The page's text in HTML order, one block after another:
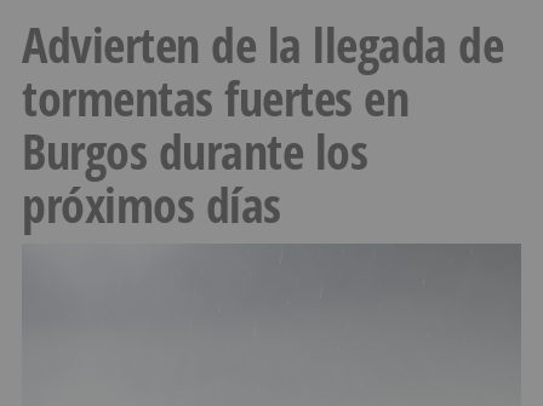
Advierten de la llegada de
tormentas fuertes en
Burgos durante los
próximos días